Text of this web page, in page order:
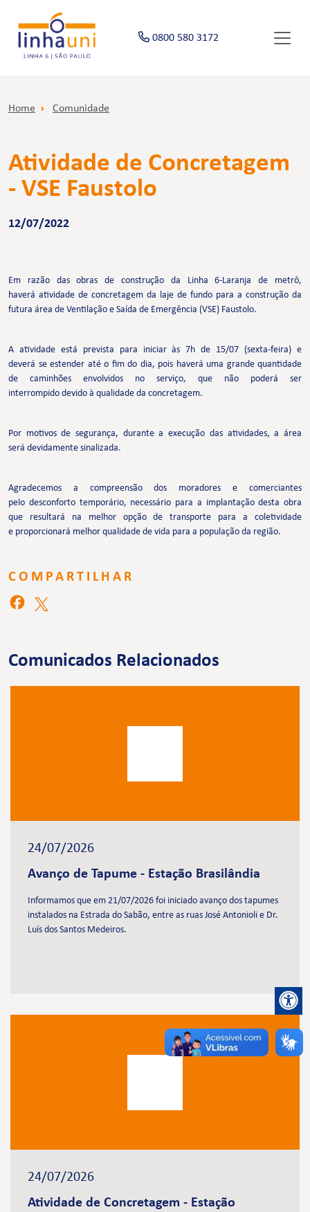
0800 580 3172
Home Comunidade
Atividade de Concretagem
- VSE Faustolo
12/07/2022
Em razão das obras de construção da Linha 6-Laranja de metrô,
haverá atividade de concretagem da laje de fundo para a construção da
futura área de Ventilação e Saída de Emergência (VSE) Faustolo.
A atividade está prevista para iniciar às 7h de 15/07 (sexta-feira) e
deverá se estender até o fim do dia, pois haverá uma grande quantidade
de caminhões envolvidos no serviço, que não poderá ser
interrompido devido à qualidade da concretagem.
Por motivos de segurança, durante a execução das atividades, a área
será devidamente sinalizada.
Agradecemos a compreensão dos moradores e comerciantes
pelo desconforto temporário, necessário para a implantação desta obra
que resultará na melhor opção de transporte para a coletividade
e proporcionará melhor qualidade de vida para a população da região.
COMPARTILHAR
Comunicados Relacionados
24/07/2026
Avanço de Tapume - Estação Brasilândia
Informamos que em 21/07/2026 foi iniciado avanço dos tapumes
instalados na Estrada do Sabão, entre as ruas José Antonioli e Dr.
Luís dos Santos Medeiros.
24/07/2026
Atividade de Concretagem - Estação